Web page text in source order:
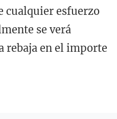
cualquier esfuerzo
se verá
rebaja en el importe